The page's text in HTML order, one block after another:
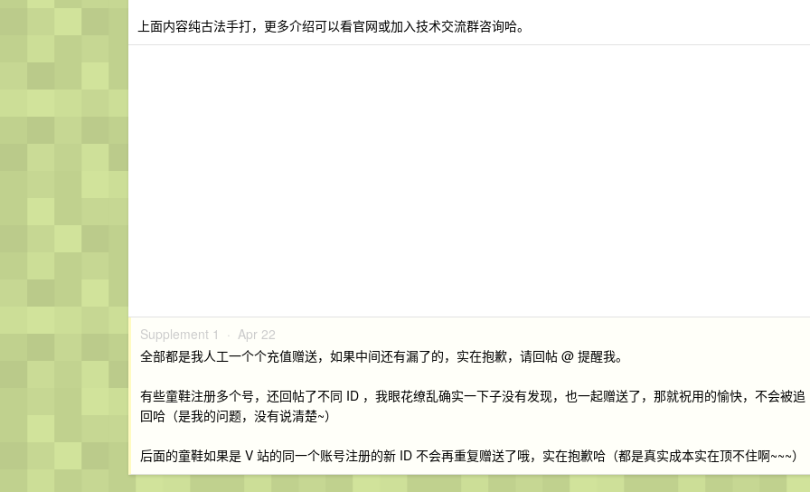
上面内容纯古法手打，更多介绍可以看官网或加入技术交流群咨询哈。
Supplement 1 · Apr 22
全部都是我人工一个个充值赠送，如果中间还有漏了的，实在抱歉，请回帖 @ 提醒我。
有些童鞋注册多个号，还回帖了不同 ID ，我眼花缭乱确实一下子没有发现，也一起赠送了，那就祝用的愉快，不会被追
回哈（是我的问题，没有说清楚~）
后面的童鞋如果是 V 站的同一个账号注册的新 ID 不会再重复赠送了哦，实在抱歉哈（都是真实成本实在顶不住啊~~~）